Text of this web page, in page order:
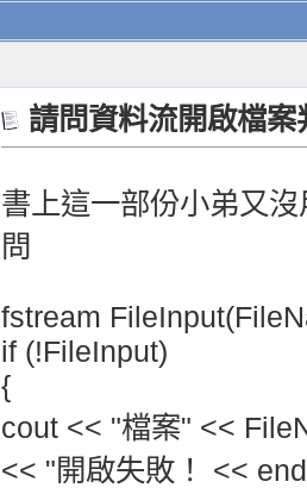
請問資料流開啟檔案
書上這一部份小弟又
問
fstream
if (!FileInput)
{
cout << "檔案" <<
<< "開啟失敗！ <<